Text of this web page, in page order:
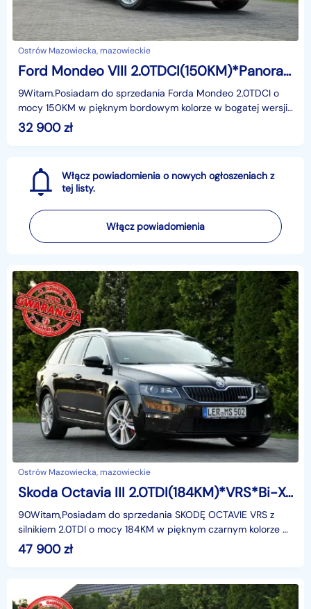
Ostrów Mazowiecka, mazowieckie
Ford Mondeo VIII 2.0TDCI(150KM)*Panorama*Grzane Fotele*Welur*Keyless Go*Alu17"ASO
9Witam.Posiadam do sprzedania Forda Mondeo 2.0TDCI o
mocy 150KM w pięknym bordowym kolorze w bogatej wersji
wyposażenia i z rewelacyjnym Silnikiem. Użytkowany p
32 900zł
Włącz powiadomienia o nowych ogłoszeniach z
tej listy.
Włącz powiadomienia
Ostrów Mazowiecka, mazowieckie
Skoda Octavia III 2.0TDI(184KM)*VRS*Bi-Xenon*Led*Navi*Skóry*2xParktr.*I Wł*F1*Alu18"AS
90Witam,Posiadam do sprzedania SKODĘ OCTAVIE VRS z
silnikiem 2.0TDI o mocy 184KM w pięknym czarnym kolorze w
bogatej wersji wyposażenia i z rewelacyjnym Silniki
47 900zł